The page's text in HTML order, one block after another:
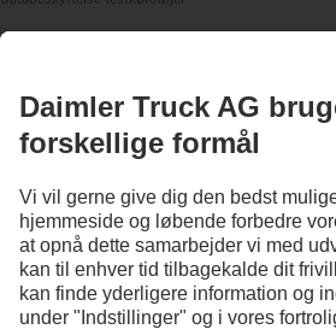
Databeskyttelsesoplysninger Vejhjælp
Anvendelsesbetingelser
© 2026 Daimler Truck AG. Alle rettigheder forbeholdes.